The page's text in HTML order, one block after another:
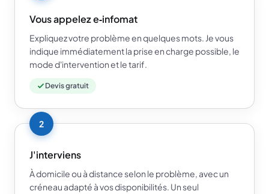
Vous appelez e‑infomat
Expliquez votre problème en quelques mots. Je vous
indique immédiatement la prise en charge possible, le
mode d'intervention et le tarif.
Devis gratuit
2
J'interviens
À domicile ou à distance selon le problème, avec un
créneau adapté à vos disponibilités. Un seul